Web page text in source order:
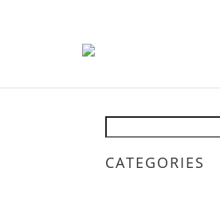
CATEGORIES